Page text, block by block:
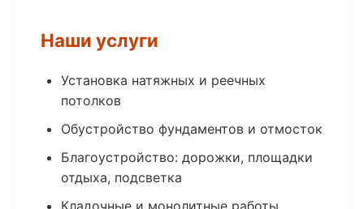
Наши услуги
Установка натяжных и реечных
потолков
Обустройство фундаментов и отмосток
Благоустройство: дорожки, площадки
отдыха, подсветка
Кладочные и монолитные работы